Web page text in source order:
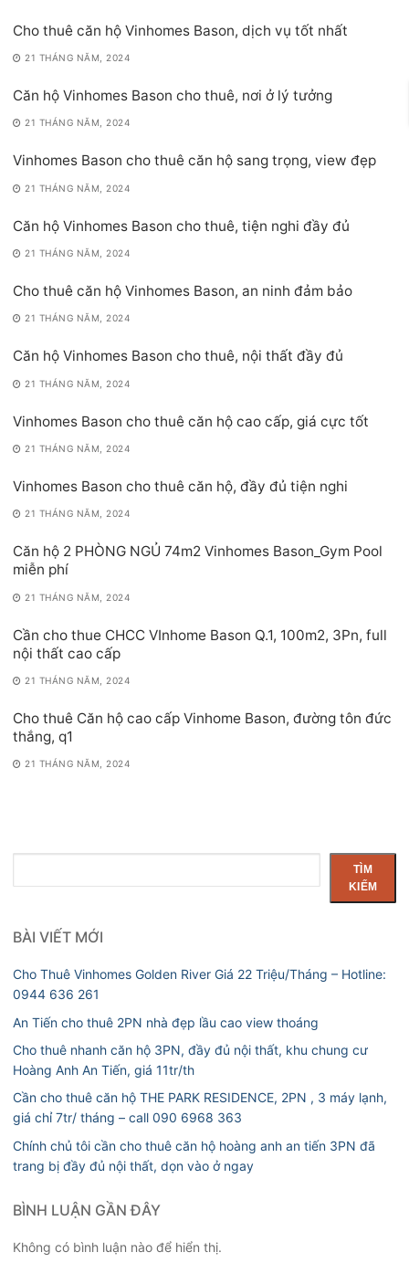
Cho thuê căn hộ Vinhomes Bason, dịch vụ tốt nhất
21 THÁNG NĂM, 2024
Căn hộ Vinhomes Bason cho thuê, nơi ở lý tưởng
21 THÁNG NĂM, 2024
Vinhomes Bason cho thuê căn hộ sang trọng, view đẹp
21 THÁNG NĂM, 2024
Căn hộ Vinhomes Bason cho thuê, tiện nghi đầy đủ
21 THÁNG NĂM, 2024
Cho thuê căn hộ Vinhomes Bason, an ninh đảm bảo
21 THÁNG NĂM, 2024
Căn hộ Vinhomes Bason cho thuê, nội thất đầy đủ
21 THÁNG NĂM, 2024
Vinhomes Bason cho thuê căn hộ cao cấp, giá cực tốt
21 THÁNG NĂM, 2024
Vinhomes Bason cho thuê căn hộ, đầy đủ tiện nghi
21 THÁNG NĂM, 2024
Căn hộ 2 PHÒNG NGỦ 74m2 Vinhomes Bason_Gym Pool
miễn phí
21 THÁNG NĂM, 2024
Cần cho thue CHCC VInhome Bason Q.1, 100m2, 3Pn, full
nội thất cao cấp
21 THÁNG NĂM, 2024
Cho thuê Căn hộ cao cấp Vinhome Bason, đường tôn đức
thắng, q1
21 THÁNG NĂM, 2024
kiếm
TÌM
KIẾM
BÀI VIẾT MỚI
Cho Thuê Vinhomes Golden River Giá 22 Triệu/Tháng – Hotline:
0944 636 261
An Tiến cho thuê 2PN nhà đẹp lầu cao view thoáng
Cho thuê nhanh căn hộ 3PN, đầy đủ nội thất, khu chung cư
Hoàng Anh An Tiến, giá 11tr/th
Cần cho thuê căn hộ THE PARK RESIDENCE, 2PN , 3 máy lạnh,
giá chỉ 7tr/ tháng – call 090 6968 363
Chính chủ tôi cần cho thuê căn hộ hoàng anh an tiến 3PN đã
trang bị đầy đủ nội thất, dọn vào ở ngay
BÌNH LUẬN GẦN ĐÂY
Không có bình luận nào để hiển thị.